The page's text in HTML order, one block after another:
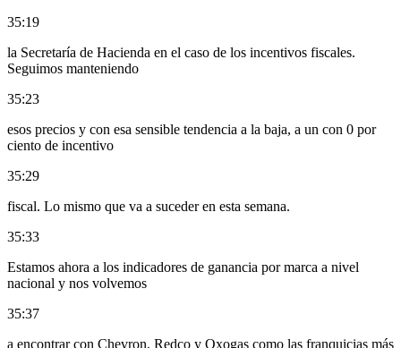
35:19
la Secretaría de Hacienda en el caso de los incentivos fiscales.
Seguimos manteniendo
35:23
esos precios y con esa sensible tendencia a la baja, a un con 0 por
ciento de incentivo
35:29
fiscal. Lo mismo que va a suceder en esta semana.
35:33
Estamos ahora a los indicadores de ganancia por marca a nivel
nacional y nos volvemos
35:37
a encontrar con Chevron, Redco y Oxogas como las franquicias más